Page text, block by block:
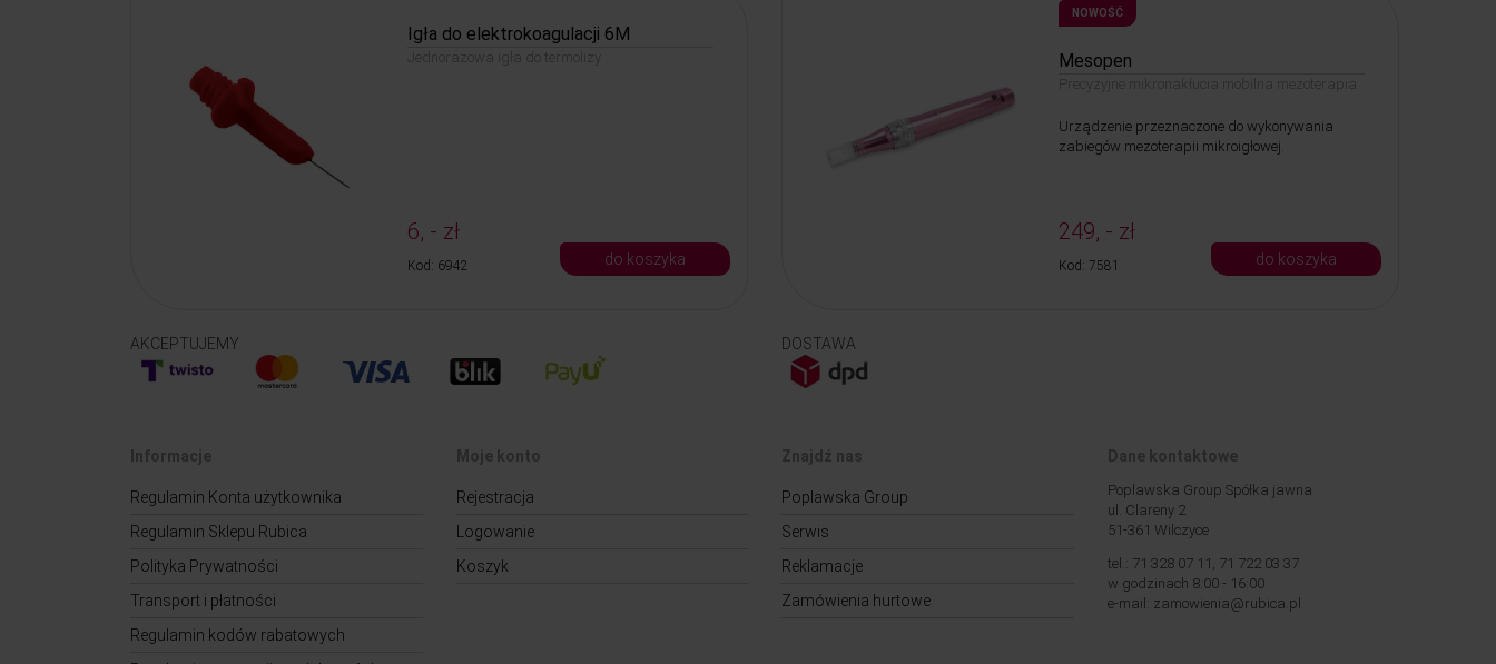
Igła do elektrokoagulacji 6M
Jednorazowa igła do termolizy
6, - zł
Kod: 6942 do koszyka
NOWOŚĆ
Mesopen
Precyzyjne mikronakłucia mobilna mezoterapia
Urządzenie przeznaczone do wykonywania
zabiegów mezoterapii mikroigłowej.
249, - zł
Kod: 7581 do koszyka
AKCEPTUJEMY DOSTAWA
Informacje
Regulamin Konta użytkownika
Regulamin Sklepu Rubica
Polityka Prywatności
Transport i płatności
Regulamin kodów rabatowych
Moje konto
Rejestracja
Logowanie
Koszyk
Znajdź nas
Poplawska Group
Serwis
Reklamacje
Zamówienia hurtowe
Dane kontaktowe
Poplawska Group Spółka jawna
ul. Clareny 2
51-361 Wilczyce
tel.: 71 328 07 11, 71 722 03 37
w godzinach 8:00 - 16:00
e-mail: zamowienia@rubica.pl